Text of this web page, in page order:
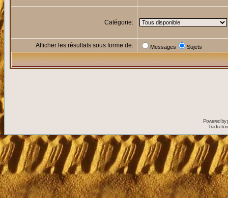
Catégorie:
Afficher les résultats sous forme de: Messages Sujets
Powered by